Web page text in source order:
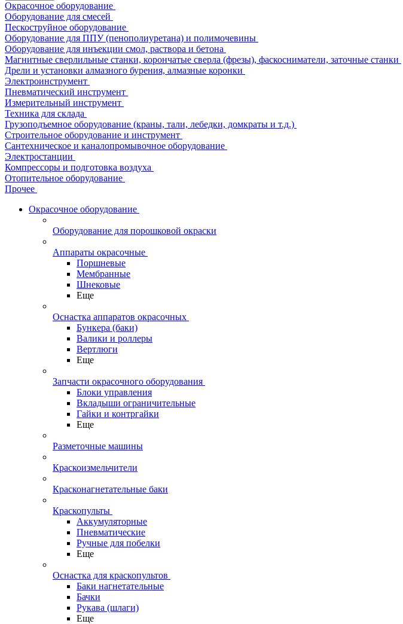
Окрасочное оборудование
Оборудование для смесей
Пескоструйное оборудование
Оборудование для ППУ (пенополиуретана) и полимочевины
Оборудование для инъекции смол, раствора и бетона
Магнитные сверлильные станки, корончатые сверла (фрезы), фаскосниматели, заточные станки
Дрели и установки алмазного бурения, алмазные коронки
Электроинструмент
Пневматический инструмент
Измерительный инструмент
Техника для склада
Грузоподъемное оборудование (краны, тали, лебедки, домкраты и т.д.)
Строительное оборудование и инструмент
Сантехническое и каналопромывочное оборудование
Электростанции
Компрессоры и подготовка воздуха
Отопительное оборудование
Прочее
Окрасочное оборудование
Оборудование для порошковой окраски
Аппараты окрасочные
Поршневые
Мембранные
Шнековые
Еще
Оснастка аппаратов окрасочных
Бункера (баки)
Валики и роллеры
Вертлюги
Еще
Запчасти окрасочного оборудования
Блоки управления
Вкладыши ограничительные
Гайки и контргайки
Еще
Разметочные машины
Краскоизмельчители
Красконагнетательные баки
Краскопульты
Аккумуляторные
Пневматические
Ручные для побелки
Еще
Оснастка для краскопультов
Баки нагнетательные
Бачки
Рукава (шлаги)
Еще